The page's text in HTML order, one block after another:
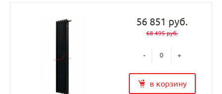
56 851 руб.
68 495 руб.
- +
в корзину